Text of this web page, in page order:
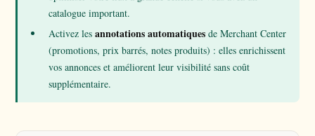
catalogue important.
Activez lesannotations automatiques de Merchant Center
(promotions, prix barrés, notes produits) : elles enrichissent
vos annonces et améliorent leur visibilité sans coût
supplémentaire.